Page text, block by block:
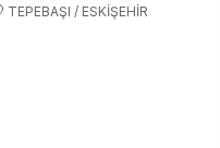
TEPEBAŞI / ESKİŞEHİR